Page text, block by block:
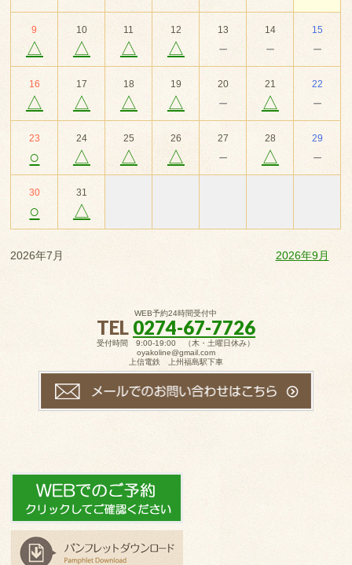
9
△
10
△
11
△
12
△
13
－
14
－
15
－
16
△
17
△
18
△
19
△
20
－
21
△
22
－
23
○
24
△
25
△
26
△
27
－
28
△
29
－
30
○
31
△
2026年7月 2026年9月
WEB予約24時間受付中
TEL 0274-67-7726
受付時間 9:00-19:00 （木・土曜日休み）
oyakoline@gmail.com
上信電鉄 上州福島駅下車